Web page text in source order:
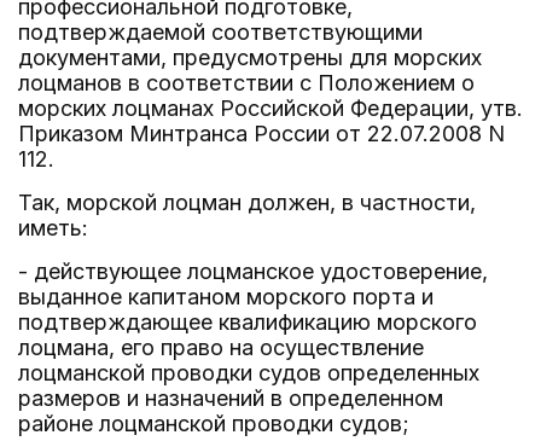
профессиональной подготовке,
подтверждаемой соответствующими
документами, предусмотрены для морских
лоцманов в соответствии с Положением о
морских лоцманах Российской Федерации, утв.
Приказом Минтранса России от 22.07.2008 N
112.
Так, морской лоцман должен, в частности,
иметь:
- действующее лоцманское удостоверение,
выданное капитаном морского порта и
подтверждающее квалификацию морского
лоцмана, его право на осуществление
лоцманской проводки судов определенных
размеров и назначений в определенном
районе лоцманской проводки судов;